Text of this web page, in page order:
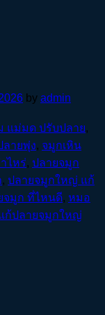
by admin
แม่มด ปรับปลาย,
ายพุ่ง, จมูกเหิน
ไหร่, ปลายจมูก
, ปลายจมูกใหญ่ แก้
จมูก ที่ไหนดี, หมอ
ก้ปลายจมูกใหญ่